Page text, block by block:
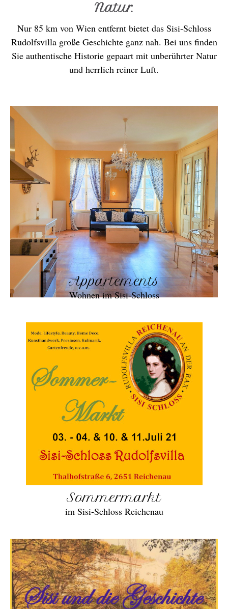
Natur.
Nur 85 km von Wien entfernt bietet das Sisi-Schloss
Rudolfsvilla große Geschichte ganz nah. Bei uns finden
Sie authentische Historie gepaart mit unberührter Natur
und herrlich reiner Luft.
Appartements
Wohnen im Sisi-Schloss
Sommermarkt
im Sisi-Schloss Reichenau